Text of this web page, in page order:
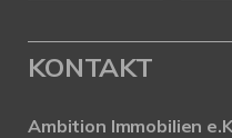
KONTAKT
Ambition Immobilien